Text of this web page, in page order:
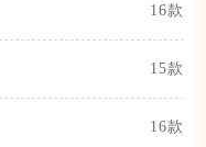
16款
15款
16款